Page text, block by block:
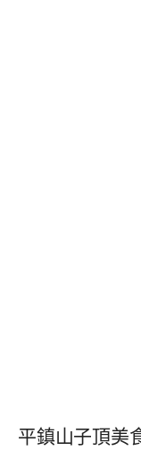
平鎮山子頂美